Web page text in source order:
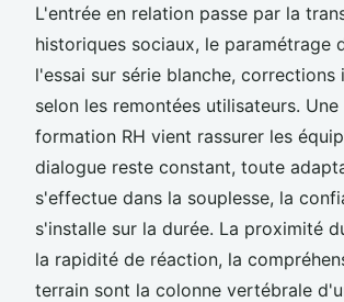
L'entrée en relation passe par la
historiques sociaux, le paramétrage
l'essai sur série blanche, corrections
selon les remontées utilisateurs.
formation RH vient rassurer les
dialogue reste constant, toute
s'effectue dans la souplesse, la
s'installe sur la durée. La proximité
la rapidité de réaction, la
terrain sont la colonne vertébrale